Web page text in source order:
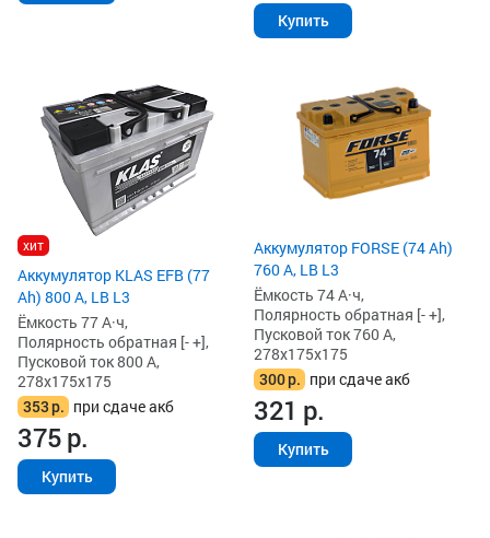
Купить
хит
Аккумулятор KLAS EFB (77
Ah) 800 А, LB L3
Ёмкость 77 А·ч,
Полярность обратная [- +],
Пусковой ток 800 А,
278x175x175
353р. при сдаче акб
375р.
Купить
Аккумулятор FORSE (74 Ah)
760 А, LB L3
Ёмкость 74 А·ч,
Полярность обратная [- +],
Пусковой ток 760 А,
278x175x175
300р. при сдаче акб
321 р.
Купить